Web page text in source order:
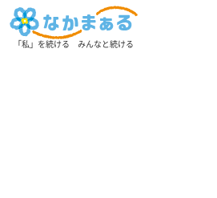
「私」を続ける みんなと続ける